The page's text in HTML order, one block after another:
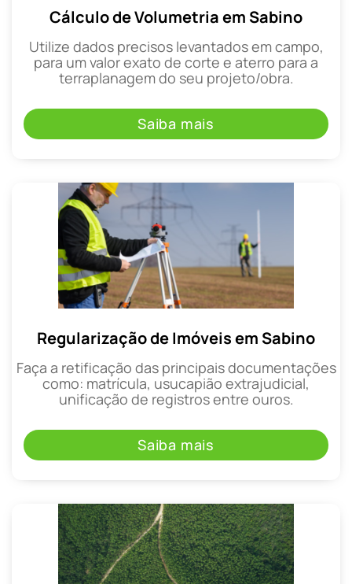
Cálculo de Volumetria em Sabino
Utilize dados precisos levantados em campo,
para um valor exato de corte e aterro para a
terraplanagem do seu projeto/obra.
Saiba mais
Regularização de Imóveis em Sabino
Faça a retificação das principais documentações
como: matrícula, usucapião extrajudicial,
unificação de registros entre ouros.
Saiba mais